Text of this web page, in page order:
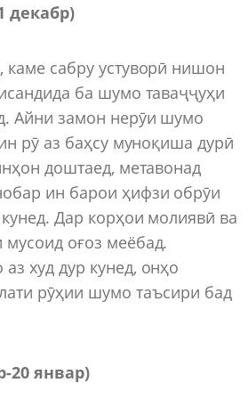
декабр)
каме сабру устуворӣ нишон
ба шумо таваҷҷуҳи
Айни замон нерӯи шумо
рӯ аз баҳсу муноқиша дурӣ
доштаед, метавонад
ин барои ҳифзи обрӯи
Дар корҳои молиявӣ ва
оғоз меёбад.
худ дур кунед, онҳо
рӯҳии шумо таъсири бад
20 январ)